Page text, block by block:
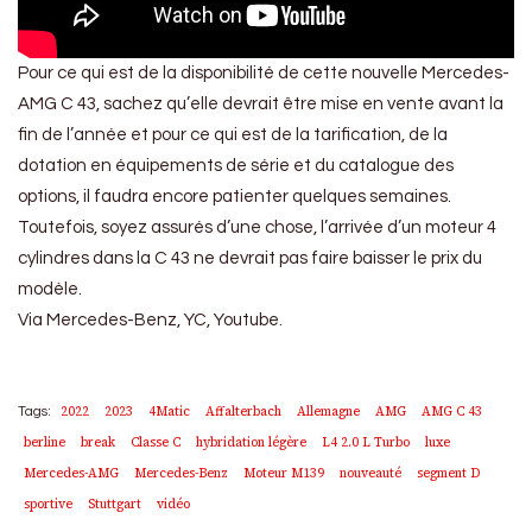
Pour ce qui est de la disponibilité de cette nouvelle Mercedes-
AMG C 43, sachez qu’elle devrait être mise en vente avant la
fin de l’année et pour ce qui est de la tarification, de la
dotation en équipements de série et du catalogue des
options, il faudra encore patienter quelques semaines.
Toutefois, soyez assurés d’une chose, l’arrivée d’un moteur 4
cylindres dans la C 43 ne devrait pas faire baisser le prix du
modèle.
Via Mercedes-Benz, YC, Youtube.
Tags: 2022 2023 4Matic Affalterbach Allemagne AMG
AMG C 43
berline
break Classe C hybridation légère L4 2.0 L Turbo
luxe
Mercedes-AMG
Mercedes-Benz Moteur M139 nouveauté
segment D
sportive
Stuttgart vidéo